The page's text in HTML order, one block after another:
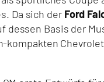
Da sich der Ford
dessen Basis der